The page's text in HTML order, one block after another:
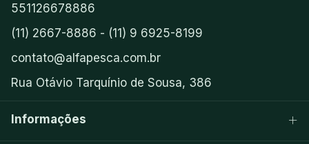
551126678886
(11) 2667-8886 - (11) 9 6925-8199
contato@alfapesca.com.br
Rua Otávio Tarquínio de Sousa, 386
Informações